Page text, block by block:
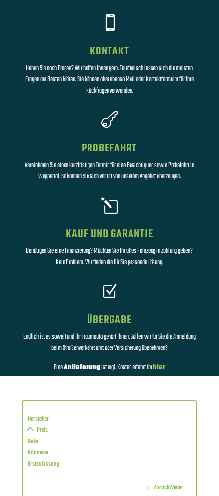

KONTAKT
Haben Sie noch Fragen? Wir helfen Ihnen gern. Telefonisch lassen sich die meisten
Fragen am Besten klären. Sie können aber ebenso Mail oder Kontaktformular für Ihre
Rückfragen verwenden.

PROBEFAHRT
Vereinbaren Sie einen kurzfristigen Termin für eine Besichtigung sowie Probefahrt in
Wuppertal. So können Sie sich vor Ort von unserem Angebot überzeugen.
l
KAUF UND GARANTIE
Benötigen Sie eine Finanzierung? Möchten Sie Ihr altes Fahrzeug in Zahlung geben?
Kein Problem. Wir finden die für Sie passende Lösung.
Z
ÜBERGABE
Endlich ist es soweit und Ihr Traumauto gehört Ihnen. Sollen wir für Sie die Anmeldung
beim Straßenverkehrsamt oder Versicherung übenehmen?
EineAnlieferungist mgl. Kosten erfahrt ihrhier
Hersteller
Preis
Rate
Kilometer
Erstzulassung
← ZurückWeiter →